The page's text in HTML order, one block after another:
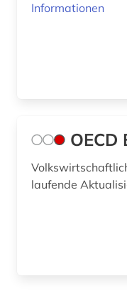
Informationen
OECD
laufende